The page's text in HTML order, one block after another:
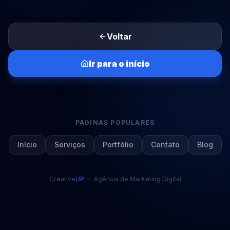
Voltar
Ir para o início
PÁGINAS POPULARES
Início Serviços Portfólio Contato Blog
CreativeUP — Agência de Marketing Digital